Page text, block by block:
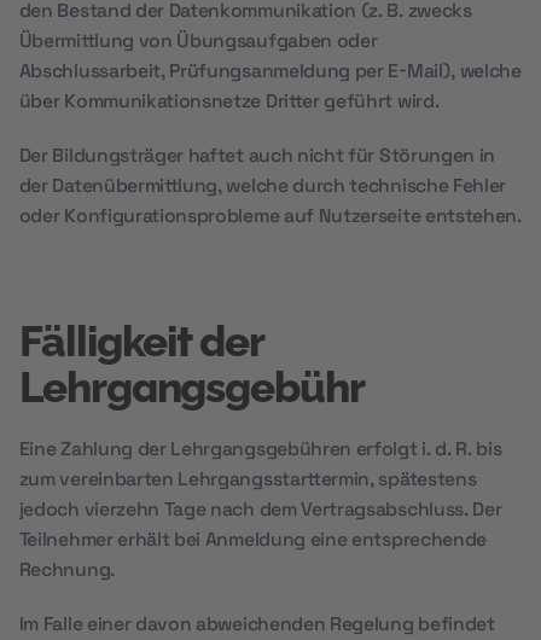
den Bestand der Datenkommunikation (z. B. zwecks
Übermittlung von Übungsaufgaben oder
Abschlussarbeit, Prüfungsanmeldung per E-Mail), welche
über Kommunikationsnetze Dritter geführt wird.
Der Bildungsträger haftet auch nicht für Störungen in
der Datenübermittlung, welche durch technische Fehler
oder Konfigurationsprobleme auf Nutzerseite entstehen.
Fälligkeit der
Lehrgangsgebühr
Eine Zahlung der Lehrgangsgebühren erfolgt i. d. R. bis
zum vereinbarten Lehrgangsstarttermin, spätestens
jedoch vierzehn Tage nach dem Vertragsabschluss. Der
Teilnehmer erhält bei Anmeldung eine entsprechende
Rechnung.
Im Falle einer davon abweichenden Regelung befindet